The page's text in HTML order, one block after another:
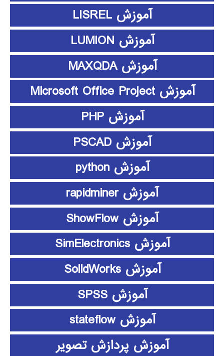
آموزش LISREL
آموزش LUMION
آموزش MAXQDA
آموزش Microsoft Office Project
آموزش PHP
آموزش PSCAD
آموزش python
آموزش rapidminer
آموزش ShowFlow
آموزش SimElectronics
آموزش SolidWorks
آموزش SPSS
آموزش stateflow
آموزش پردازش تصویر